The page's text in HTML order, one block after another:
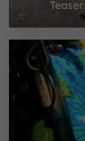
Essenziell
Essenzielle
Funktionen
Website